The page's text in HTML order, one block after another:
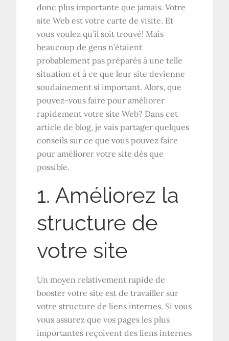
donc plus importante que jamais. Votre
site Web est votre carte de visite. Et
vous voulez qu’il soit trouvé! Mais
beaucoup de gens n’étaient
probablement pas préparés à une telle
situation et à ce que leur site devienne
soudainement si important. Alors, que
pouvez-vous faire pour améliorer
rapidement votre site Web? Dans cet
article de blog, je vais partager quelques
conseils sur ce que vous pouvez faire
pour améliorer votre site dès que
possible.
1. Améliorez la
structure de
votre site
Un moyen relativement rapide de
booster votre site est de travailler sur
votre structure de liens internes. Si vous
vous assurez que vos pages les plus
importantes reçoivent des liens internes